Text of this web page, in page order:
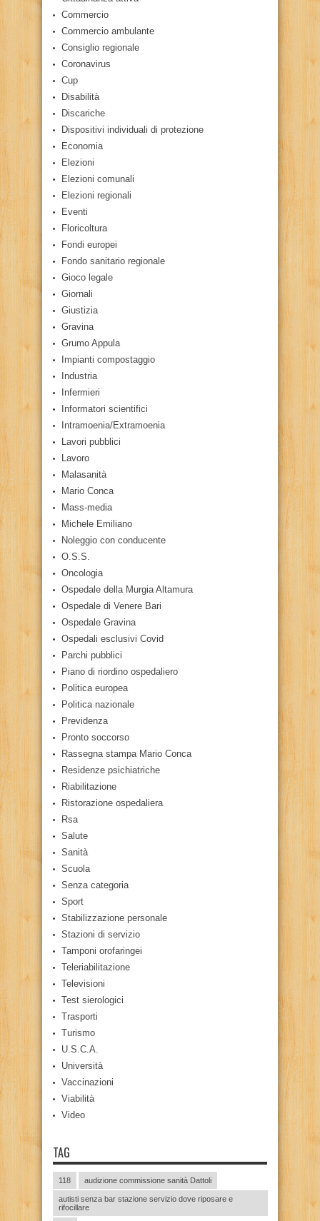
Commercio
Commercio ambulante
Consiglio regionale
Coronavirus
Cup
Disabilità
Discariche
Dispositivi individuali di protezione
Economia
Elezioni
Elezioni comunali
Elezioni regionali
Eventi
Floricoltura
Fondi europei
Fondo sanitario regionale
Gioco legale
Giornali
Giustizia
Gravina
Grumo Appula
Impianti compostaggio
Industria
Infermieri
Informatori scientifici
Intramoenia/Extramoenia
Lavori pubblici
Lavoro
Malasanità
Mario Conca
Mass-media
Michele Emiliano
Noleggio con conducente
O.S.S.
Oncologia
Ospedale della Murgia Altamura
Ospedale di Venere Bari
Ospedale Gravina
Ospedali esclusivi Covid
Parchi pubblici
Piano di riordino ospedaliero
Politica europea
Politica nazionale
Previdenza
Pronto soccorso
Rassegna stampa Mario Conca
Residenze psichiatriche
Riabilitazione
Ristorazione ospedaliera
Rsa
Salute
Sanità
Scuola
Senza categoria
Sport
Stabilizzazione personale
Stazioni di servizio
Tamponi orofaringei
Teleriabilitazione
Televisioni
Test sierologici
Trasporti
Turismo
U.S.C.A.
Università
Vaccinazioni
Viabilità
Video
TAG
118 audizione commissione sanità Dattoli
autisti senza bar stazione servizio dove riposare e
rifocillare